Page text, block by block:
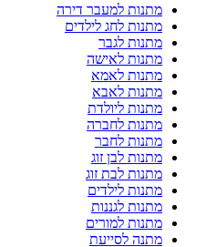
מתנות למעבר דירה
מתנות לחג לילדים
מתנות לגבר
מתנות לאישה
מתנות לאמא
מתנות לאבא
מתנות ליולדת
מתנות לחברה
מתנות לחבר
מתנות לבן זוג
מתנות לבת זוג
מתנות לילדים
מתנות לגננות
מתנות למורים
מתנה לסייעת